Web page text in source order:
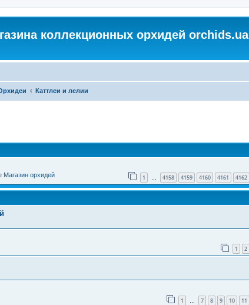
коллекционных орхидей orchids.ua
Каттлеи и лелии
Магазин орхидей 1 … 4158 4159 4160 4161 4162
1 2
1 … 7 8 9 10 11